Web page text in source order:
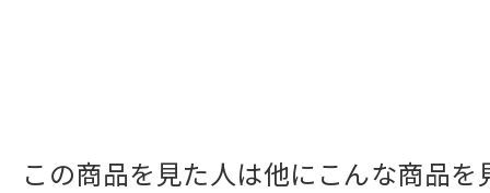
この商品を見た人は他にこんな商品を